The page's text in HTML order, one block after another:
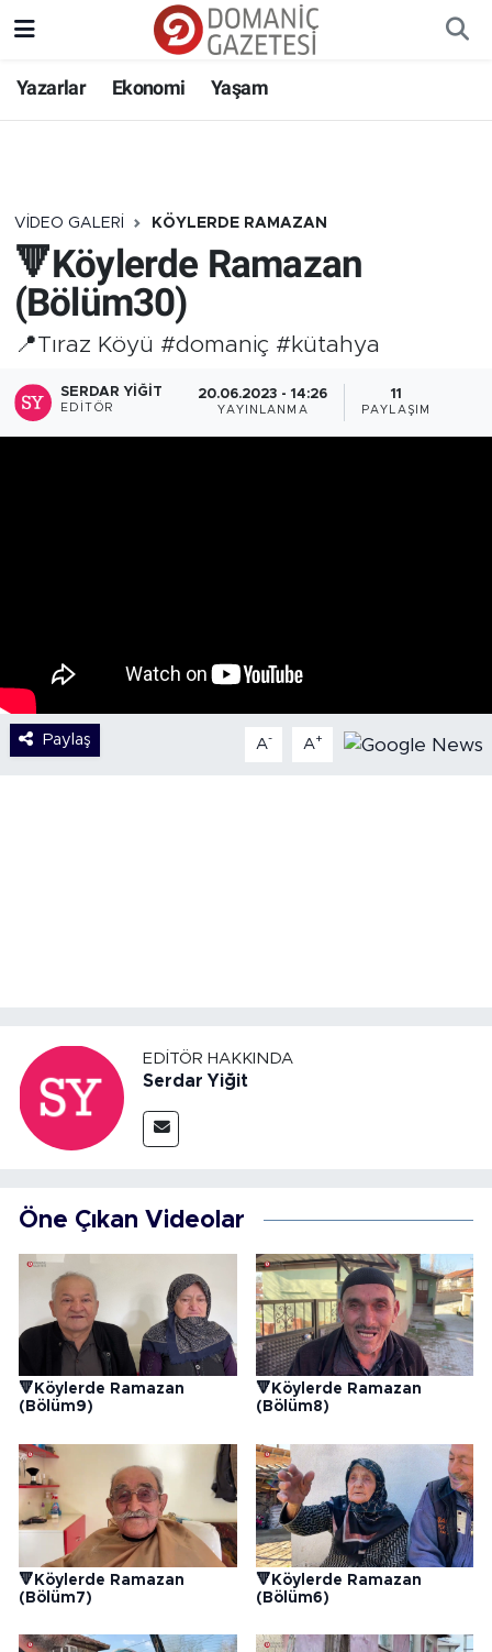
Yazarlar Ekonomi Yaşam
VIDEO GALERI KÖYLERDE RAMAZAN
🔻Köylerde Ramazan
(Bölüm30)
📍Tıraz Köyü #domaniç #kütahya
SERDAR YIĞIT
EDITÖR
20.06.2023 - 14:26
YAYINLANMA
11
PAYLAŞIM
Paylaş A- A+
EDITÖR HAKKINDA
Serdar Yiğit
Öne Çıkan Videolar
🔻Köylerde Ramazan
(Bölüm9)
🔻Köylerde Ramazan
(Bölüm8)
🔻Köylerde Ramazan
(Bölüm7)
🔻Köylerde Ramazan
(Bölüm6)